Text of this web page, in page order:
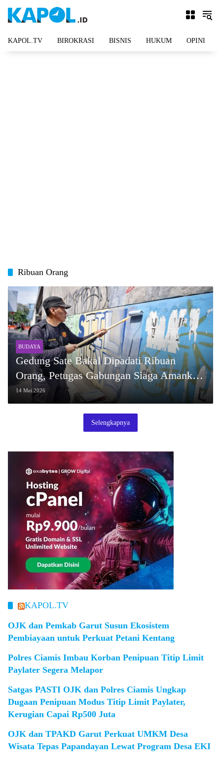
KAPOL.TV BIROKRASI BISNIS HUKUM OPINI
Ribuan Orang
BUDAYA
Gedung Sate Bakal Dipadati Ribuan
Orang, Petugas Gabungan Siaga Amankan
Kirab Budaya
14 Mei 2026
Selengkapnya
KAPOL.TV
OJK dan Pemkab Garut Susun Ekosistem
Pembiayaan untuk Perkuat Petani Kentang
Polres Ciamis Imbau Korban Penipuan Titip Limit
Paylater Segera Melapor
Satgas PASTI OJK dan Polres Ciamis Ungkap
Dugaan Penipuan Modus Titip Limit Paylater,
Kerugian Capai Rp500 Juta
OJK dan TPAKD Garut Perkuat UMKM Desa
Wisata Tepas Papandayan Lewat Program Desa EKI